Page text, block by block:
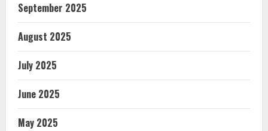
September 2025
August 2025
July 2025
June 2025
May 2025